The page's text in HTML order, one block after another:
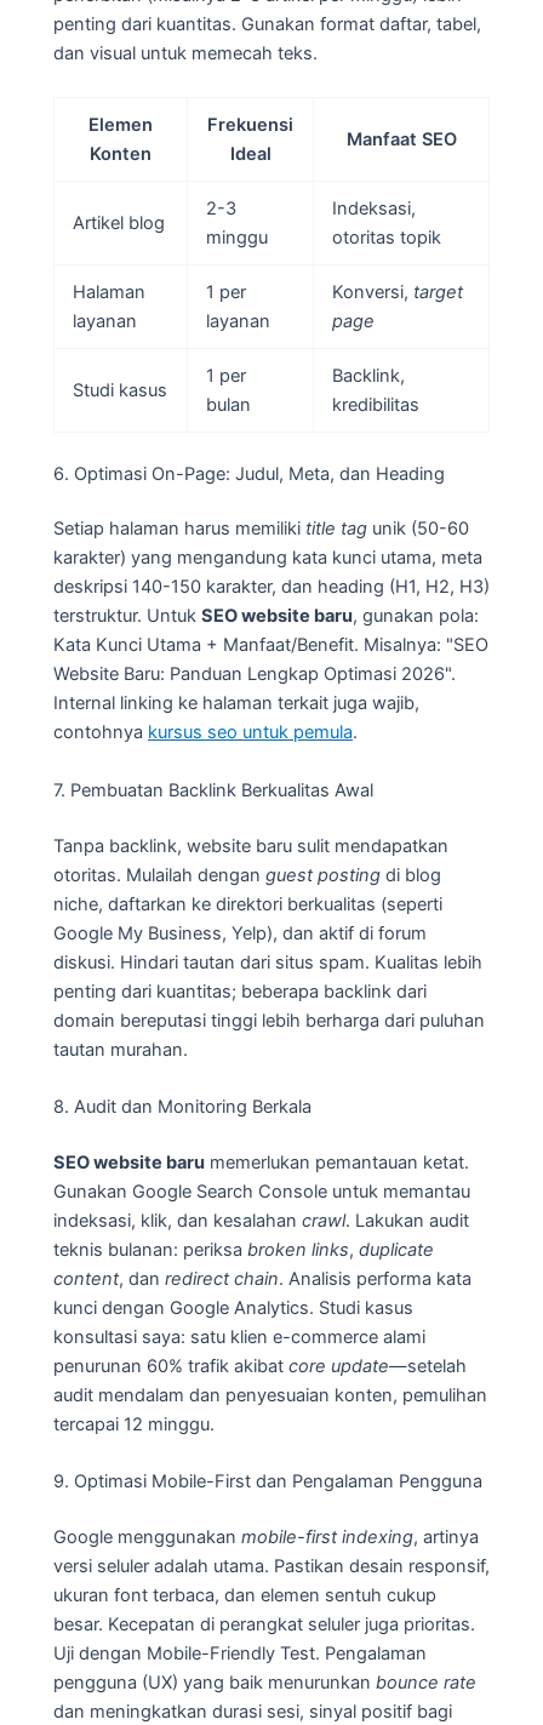
penting dari kuantitas. Gunakan format daftar, tabel,
dan visual untuk memecah teks.
Elemen
Konten
Frekuensi
Ideal
Manfaat SEO
Artikel blog
2-3
minggu
Indeksasi,
otoritas topik
Halaman
layanan
1 per
layanan
Konversi, target
page
Studi kasus
1 per
bulan
Backlink,
kredibilitas
6. Optimasi On-Page: Judul, Meta, dan Heading
Setiap halaman harus memiliki title tag unik (50-60
karakter) yang mengandung kata kunci utama, meta
deskripsi 140-150 karakter, dan heading (H1, H2, H3)
terstruktur. Untuk SEO website baru, gunakan pola:
Kata Kunci Utama + Manfaat/Benefit. Misalnya: "SEO
Website Baru: Panduan Lengkap Optimasi 2026".
Internal linking ke halaman terkait juga wajib,
contohnya kursus seo untuk pemula.
7. Pembuatan Backlink Berkualitas Awal
Tanpa backlink, website baru sulit mendapatkan
otoritas. Mulailah dengan guest posting di blog
niche, daftarkan ke direktori berkualitas (seperti
Google My Business, Yelp), dan aktif di forum
diskusi. Hindari tautan dari situs spam. Kualitas lebih
penting dari kuantitas; beberapa backlink dari
domain bereputasi tinggi lebih berharga dari puluhan
tautan murahan.
8. Audit dan Monitoring Berkala
SEO website baru memerlukan pemantauan ketat.
Gunakan Google Search Console untuk memantau
indeksasi, klik, dan kesalahan crawl. Lakukan audit
teknis bulanan: periksa broken links, duplicate
content, dan redirect chain. Analisis performa kata
kunci dengan Google Analytics. Studi kasus
konsultasi saya: satu klien e-commerce alami
penurunan 60% trafik akibat core update—setelah
audit mendalam dan penyesuaian konten, pemulihan
tercapai 12 minggu.
9. Optimasi Mobile-First dan Pengalaman Pengguna
Google menggunakan mobile-first indexing, artinya
versi seluler adalah utama. Pastikan desain responsif,
ukuran font terbaca, dan elemen sentuh cukup
besar. Kecepatan di perangkat seluler juga prioritas.
Uji dengan Mobile-Friendly Test. Pengalaman
pengguna (UX) yang baik menurunkan bounce rate
dan meningkatkan durasi sesi, sinyal positif bagi